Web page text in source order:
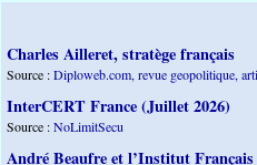
Charles Ailleret, stratège français
Source :Diploweb.com, revue geopolitique,
InterCERT France (Juillet 2026)
Source :NoLimitSecu
André Beaufre et l’Institut